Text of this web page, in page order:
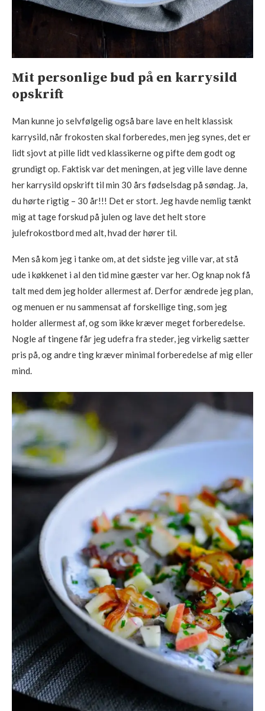
Mit personlige bud på en karrysild
opskrift
Man kunne jo selvfølgelig også bare lave en helt klassisk
karrysild, når frokosten skal forberedes, men jeg synes, det er
lidt sjovt at pille lidt ved klassikerne og pifte dem godt og
grundigt op. Faktisk var det meningen, at jeg ville lave denne
her karrysild opskrift til min 30 års fødselsdag på søndag. Ja,
du hørte rigtig – 30 år!!! Det er stort. Jeg havde nemlig tænkt
mig at tage forskud på julen og lave det helt store
julefrokostbord med alt, hvad der hører til.
Men så kom jeg i tanke om, at det sidste jeg ville var, at stå
ude i køkkenet i al den tid mine gæster var her. Og knap nok få
talt med dem jeg holder allermest af. Derfor ændrede jeg plan,
og menuen er nu sammensat af forskellige ting, som jeg
holder allermest af, og som ikke kræver meget forberedelse.
Nogle af tingene får jeg udefra fra steder, jeg virkelig sætter
pris på, og andre ting kræver minimal forberedelse af mig eller
mind.